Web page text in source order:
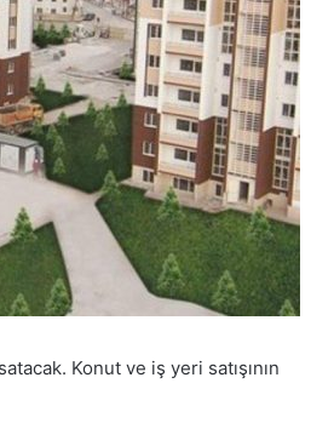
Konut ve iş yeri satışının